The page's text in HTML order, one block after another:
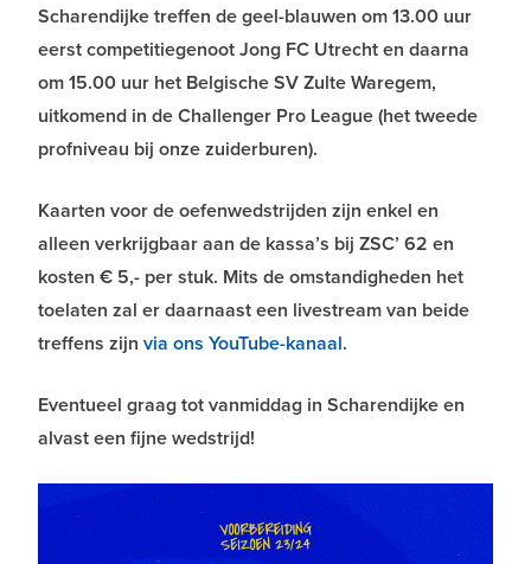
Scharendijke treffen de geel-blauwen om 13.00 uur
eerst competitiegenoot Jong FC Utrecht en daarna
om 15.00 uur het Belgische SV Zulte Waregem,
uitkomend in de Challenger Pro League (het tweede
profniveau bij onze zuiderburen).
Kaarten voor de oefenwedstrijden zijn enkel en
alleen verkrijgbaar aan de kassa’s bij ZSC’ 62 en
kosten € 5,- per stuk. Mits de omstandigheden het
toelaten zal er daarnaast een livestream van beide
treffens zijn via ons YouTube-kanaal.
Eventueel graag tot vanmiddag in Scharendijke en
alvast een fijne wedstrijd!